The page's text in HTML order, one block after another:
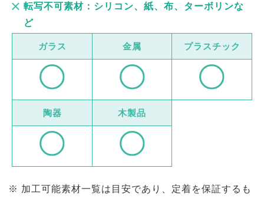
転写不可素材：シリコン、紙、布、ターボリンな
ど
ガラス 金属 プラスチック
陶器 木製品
加工可能素材一覧は目安であり、定着を保証するも